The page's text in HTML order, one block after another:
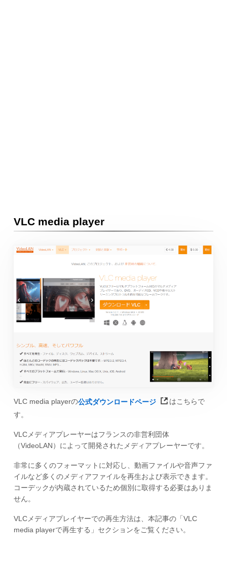
VLC media player
VLC media playerの公式ダウンロードページ
はこちらで
す。
VLCメディアプレーヤーはフランスの非営利団体
（VideoLAN）によって開発されたメディアプレーヤーです。
非常に多くのフォーマットに対応し、動画ファイルや音声ファ
イルなど多くのメディアファイルを再生および表示できます。
コーデックが内蔵されているため個別に取得する必要はありま
せん。
VLCメディアプレイヤーでの再生方法は、本記事の「VLC
media playerで再生する」セクションをご覧ください。